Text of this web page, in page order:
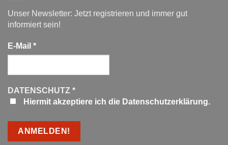
Unser Newsletter: Jetzt registrieren und immer gut
informiert sein!
E-Mail *
DATENSCHUTZ *
Hiermit akzeptiere ich die Datenschutzerklärung.